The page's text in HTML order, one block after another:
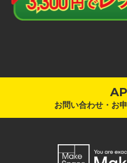
お問い合わせ・お